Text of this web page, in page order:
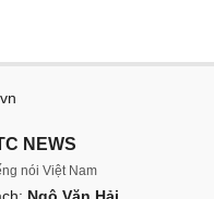
NEWS
nói Việt Nam